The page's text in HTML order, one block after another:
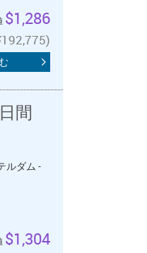
$1,286
間
ルダム -
$1,304